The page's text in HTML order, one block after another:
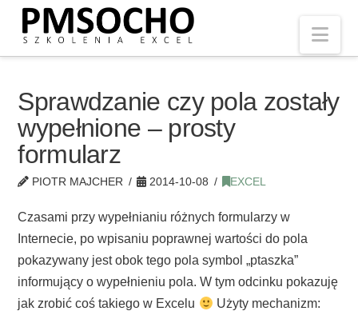
Sprawdzanie czy pola zostały
wypełnione – prosty
formularz
PIOTR MAJCHER 2014-10-08 EXCEL
Czasami przy wypełnianiu różnych formularzy w
Internecie, po wpisaniu poprawnej wartości do pola
pokazywany jest obok tego pola symbol „ptaszka”
informujący o wypełnieniu pola. W tym odcinku pokazuję
jak zrobić coś takiego w Excelu
Użyty mechanizm: